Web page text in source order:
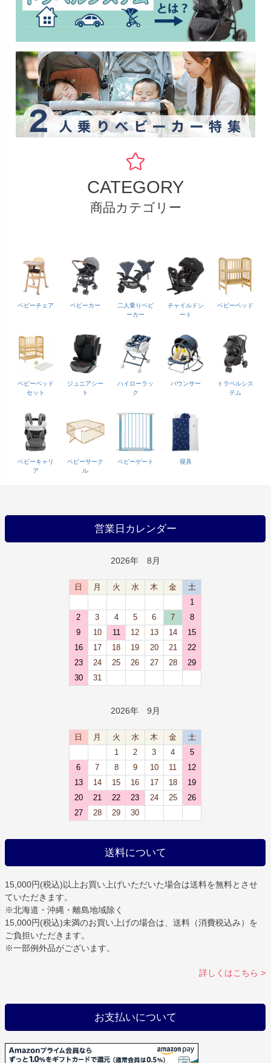
CATEGORY
商品カテゴリー
ベビーチェア ベビーカー
二人乗りベビ
ーカー
チャイルドシ
ート
ベビーベッド
ベビーベッド
セット
ジュニアシー
ト
ハイローラッ
ク
バウンサー
トラベルシス
テム
ベビーキャリ
ア
ベビーサーク
ル
ベビーゲート 寝具
営業日カレンダー
2026年 8月
日 月 火 水 木 金
土
1
2
3 4 5 6 7
8
9
10 11 12 13 14
15
16
17 18 19 20 21
22
23
24 25 26 27 28
29
30
31
2026年 9月
日 月 火 水 木 金
土
1
2 3 4
5
6
7 8 9 10 11
12
13
14 15 16 17 18
19
20
21 22 23 24 25
26
27
28 29 30
送料について
15,000円(税込)以上お買い上げいただいた場合は送料を無料とさせ
ていただきます。
※北海道・沖縄・離島地域除く
15,000円(税込)未満のお買い上げの場合は、送料（消費税込み）を
ご負担いただきます。
※一部例外品がございます。
詳しくはこちら >
お支払いについて